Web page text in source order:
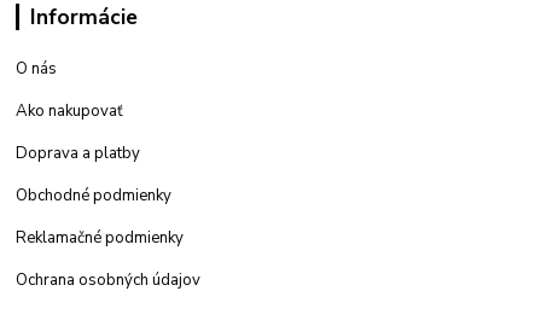
Informácie
O nás
Ako nakupovať
Doprava a platby
Obchodné podmienky
Reklamačné podmienky
Ochrana osobných údajov